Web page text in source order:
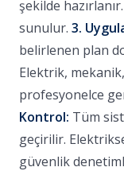
şekilde
sunulur. 3.
belirlenen plan
Elektrik,
profesyonelce
Kontrol: Tüm
geçirilir.
güvenlik